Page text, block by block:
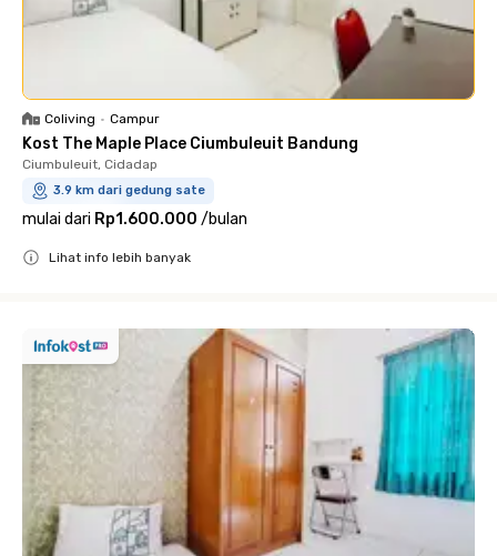
Coliving • Campur
Kost The Maple Place Ciumbuleuit Bandung
Ciumbuleuit, Cidadap
3.9 km dari gedung sate
mulai dari Rp1.600.000 /bulan
Lihat info lebih banyak